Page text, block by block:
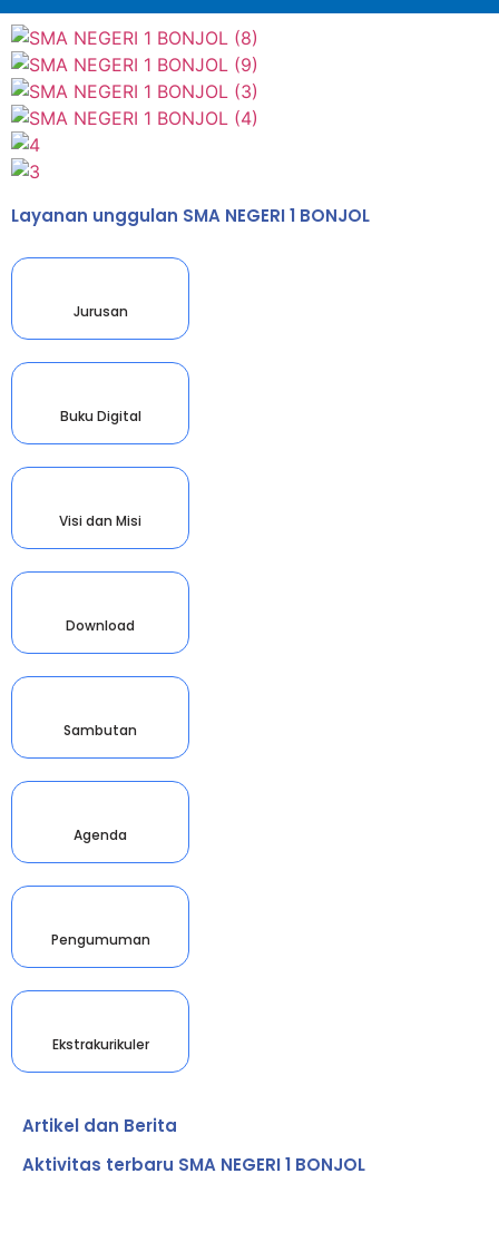
Layanan unggulan SMA NEGERI 1 BONJOL
Jurusan
Buku Digital
Visi dan Misi
Download
Sambutan
Agenda
Pengumuman
Ekstrakurikuler
Artikel dan Berita
Aktivitas terbaru SMA NEGERI 1 BONJOL